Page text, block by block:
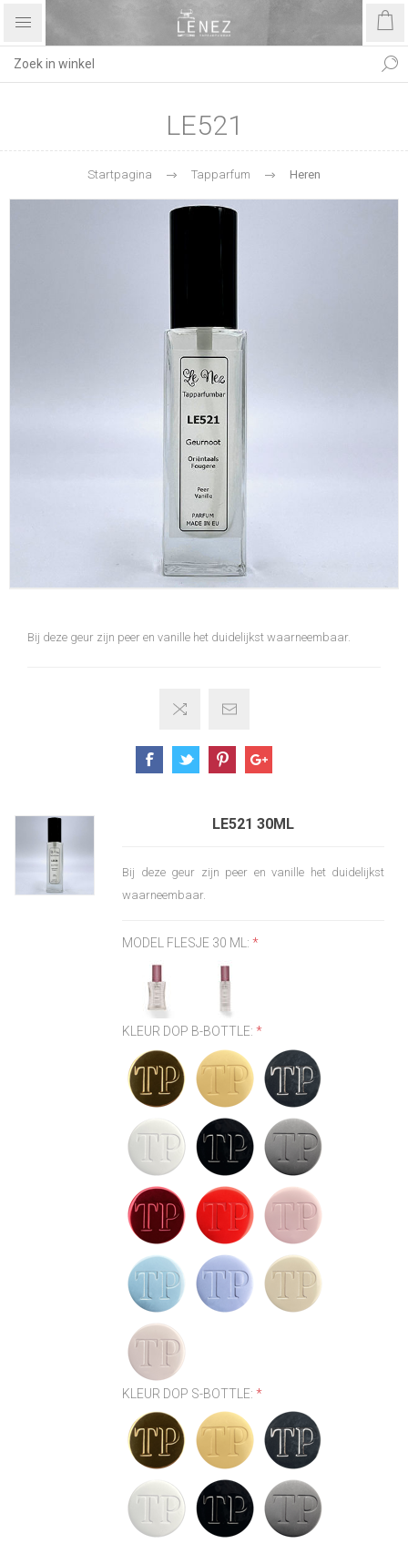
LE521
Startpagina Tapparfum Heren
Bij deze geur zijn peer en vanille het duidelijkst waarneembaar.
LE521 30ML
Bij deze geur zijn peer en vanille het duidelijkst
waarneembaar.
MODEL FLESJE 30 ML:*
KLEUR DOP B-BOTTLE:*
KLEUR DOP S-BOTTLE:*